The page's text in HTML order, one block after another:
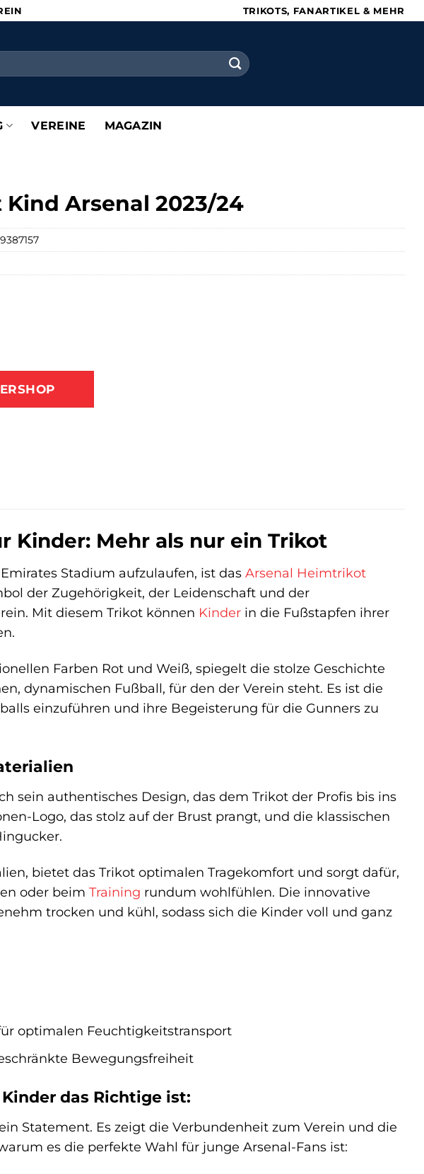
TRIKOTS, FANARTIKEL & MEHR
VEREINE MAGAZIN
Arsenal 2023/24
Kinder: Mehr als nur ein Trikot
Stadium aufzulaufen, ist das Arsenal Heimtrikot
der Zugehörigkeit, der Leidenschaft und der
Mit diesem Trikot können Kinder in die Fußstapfen ihrer
Farben Rot und Weiß, spiegelt die stolze Geschichte
dynamischen Fußball, für den der Verein steht. Es ist die
einzuführen und ihre Begeisterung für die Gunners zu
sein authentisches Design, das dem Trikot der Profis bis ins
Logo, das stolz auf der Brust prangt, und die klassischen
bietet das Trikot optimalen Tragekomfort und sorgt dafür,
oder beim Training rundum wohlfühlen. Die innovative
trocken und kühl, sodass sich die Kinder voll und ganz
optimalen Feuchtigkeitstransport
Bewegungsfreiheit
das Richtige ist:
Statement. Es zeigt die Verbundenheit zum Verein und die
es die perfekte Wahl für junge Arsenal-Fans ist: